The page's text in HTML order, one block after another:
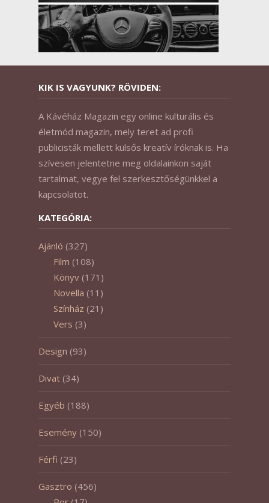
KIK IS VAGYUNK? RÖVIDEN:
A Kávéház Magazin egy online kulturális és
életmód magazin, mely teret ad profi
publicisták mellett külsős kreatív íróknak is. Ha
szívesen jelentetne meg oldalainkon saját
tartalmat, vegye fel szerkesztőségünkkel a
kapcsolatot.
KATEGÓRIA:
Ajánló (327)
Film (108)
Könyv (171)
Novella (11)
Színház (21)
Vers (3)
Design (93)
Divat (34)
Egyéb (188)
Esemény (150)
Férfi (23)
Gasztro (456)